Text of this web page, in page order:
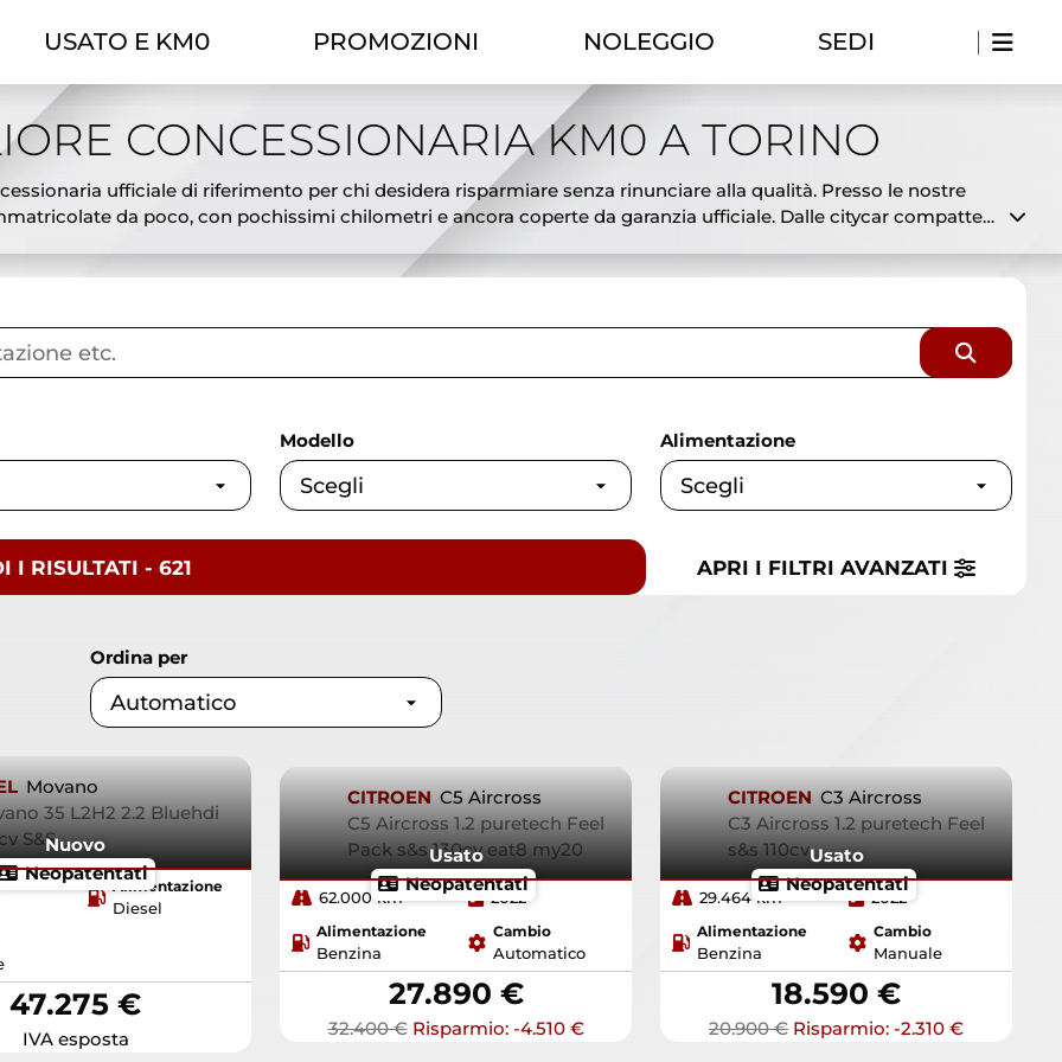
USATO E KM0 PROMOZIONI NOLEGGIO SEDI
CONCESSIONARIA KM0 A TORINO
ufficiale di riferimento per chi desidera risparmiare senza rinunciare alla qualità. Presso le nostre
da poco, con pochissimi chilometri e ancora coperte da garanzia ufficiale. Dalle citycar compatte
l’offerta Theorema ti permette di scegliere tra modelli già disponibili in pronta consegna a prezzi
ideale tra il nuovo e l’usato: veicoli pari al nuovo, subito disponibili e a costi ridotti. Offriamo
offerte auto km0 a Torino e affidati a Theorema, concessionaria ufficiale con esperienza, serietà e
Modello Alimentazione
I RISULTATI - 621 APRI I FILTRI AVANZATI
Ordina per
Movano
35 L2H2 2.2 Bluehdi
S&S
Neopatentati
Nuovo
Alimentazione
Diesel
47.275 €
IVA esposta
CITROEN C5 Aircross
C5 Aircross 1.2 puretech Feel
Pack s&s 130cv eat8 my20
Neopatentati
Usato
62.000 km 2022
Alimentazione
Benzina
Cambio
Automatico
27.890 €
32.400 € Risparmio: -4.510 €
CITROEN C3 Aircross
C3 Aircross 1.2 puretech Feel
s&s 110cv
Neopatentati
Usato
29.464 km 2022
Alimentazione
Benzina
Cambio
Manuale
18.590 €
20.900 € Risparmio: -2.310 €